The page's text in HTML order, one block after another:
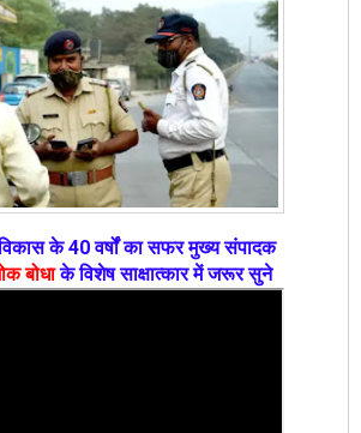
के 40 वर्षों का सफर मुख्य संपादक
बोधाके विशेष साक्षात्कार में जरूर सुने